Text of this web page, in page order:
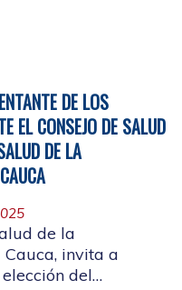
DE LOS
EL CONSEJO DE SALUD
DE LA
invita a
del